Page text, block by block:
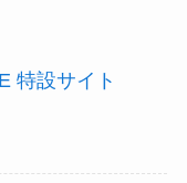
特設サイト